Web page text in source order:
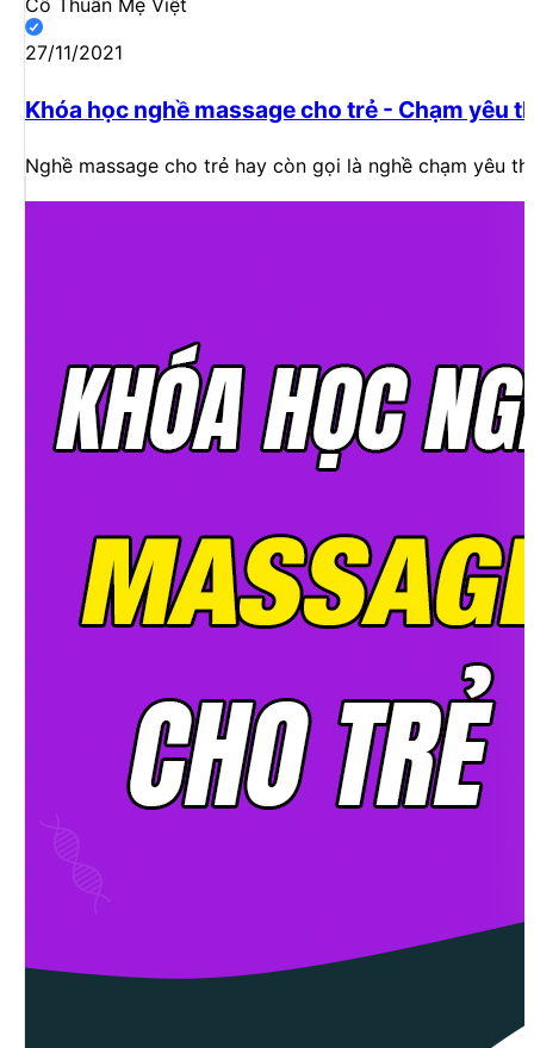
Cô Thuần Mẹ Việt
27/11/2021
Khóa học nghề massage cho trẻ - Chạm yêu
Nghề massage cho trẻ hay còn gọi là nghề chạm yêu